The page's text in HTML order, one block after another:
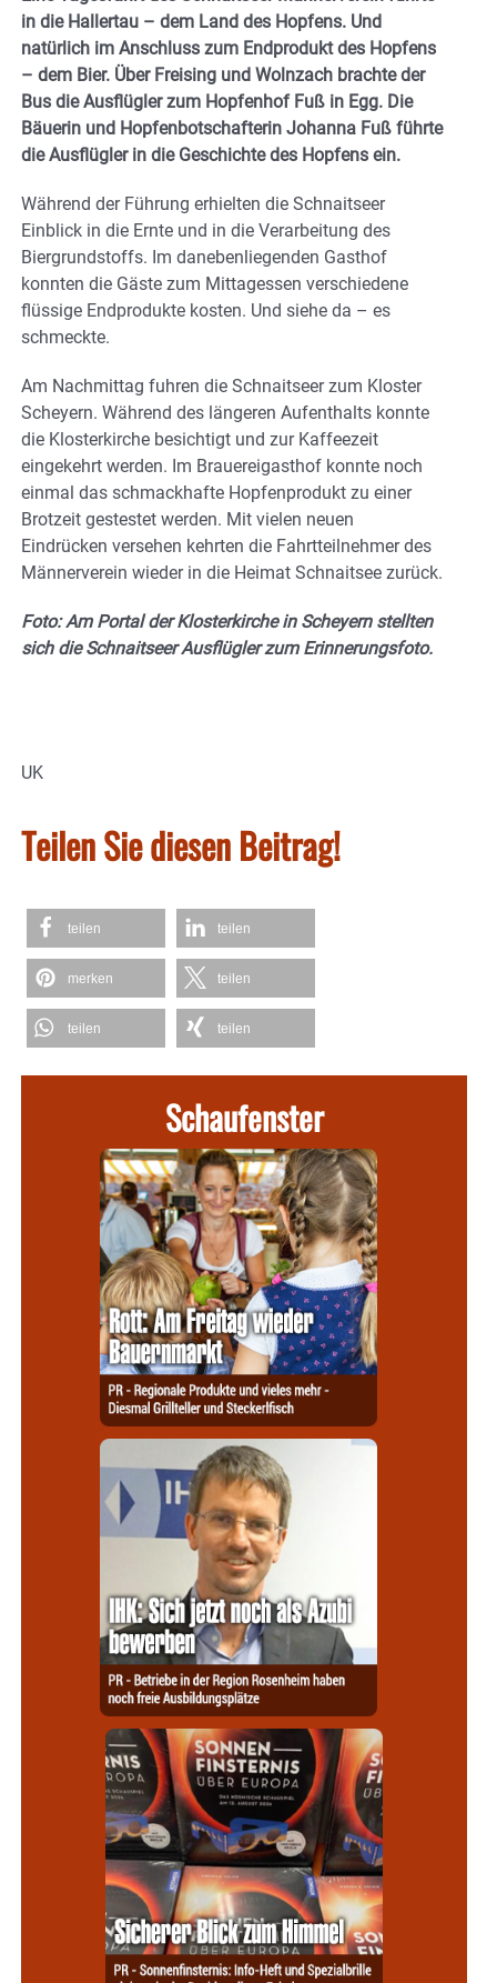
in die Hallertau – dem Land des Hopfens. Und
natürlich im Anschluss zum Endprodukt des Hopfens
– dem Bier. Über Freising und Wolnzach brachte der
Bus die Ausflügler zum Hopfenhof Fuß in Egg. Die
Bäuerin und Hopfenbotschafterin Johanna Fuß führte
die Ausflügler in die Geschichte des Hopfens ein.
Während der Führung erhielten die Schnaitseer
Einblick in die Ernte und in die Verarbeitung des
Biergrundstoffs. Im danebenliegenden Gasthof
konnten die Gäste zum Mittagessen verschiedene
flüssige Endprodukte kosten. Und siehe da – es
schmeckte.
Am Nachmittag fuhren die Schnaitseer zum Kloster
Scheyern. Während des längeren Aufenthalts konnte
die Klosterkirche besichtigt und zur Kaffeezeit
eingekehrt werden. Im Brauereigasthof konnte noch
einmal das schmackhafte Hopfenprodukt zu einer
Brotzeit gestestet werden. Mit vielen neuen
Eindrücken versehen kehrten die Fahrtteilnehmer des
Männerverein wieder in die Heimat Schnaitsee zurück.
Foto: Am Portal der Klosterkirche in Scheyern stellten
sich die Schnaitseer Ausflügler zum Erinnerungsfoto.
UK
Teilen Sie diesen Beitrag!
teilen teilen
merken teilen
teilen teilen
Schaufenster